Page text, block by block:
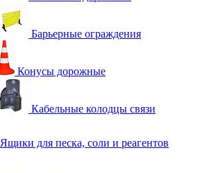
Барьерные ограждения
Конусы дорожные
Кабельные колодцы связи
Ящики для песка, соли и реагентов